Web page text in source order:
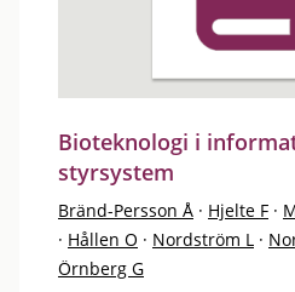
Bioteknologi i
styrsystem
Bränd-Persson Å · Hjelte F ·
· Hållen O · Nordström L ·
Örnberg G